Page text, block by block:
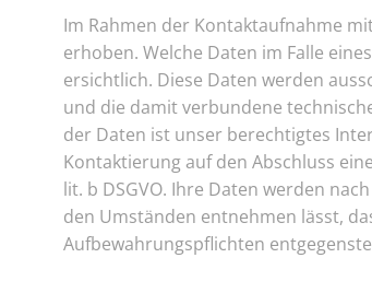
Im Rahmen der Kontaktaufnahme
erhoben. Welche Daten im Falle
ersichtlich. Diese Daten werden
und die damit verbundene
der Daten ist unser berechtigtes
Kontaktierung auf den Abschluss
lit. b DSGVO. Ihre Daten werden
den Umständen entnehmen lässt,
Aufbewahrungspflichten